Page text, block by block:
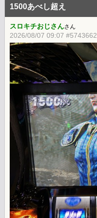
1500あべし超え
スロキチおじさんさん
2026/08/07 09:07 #5743662